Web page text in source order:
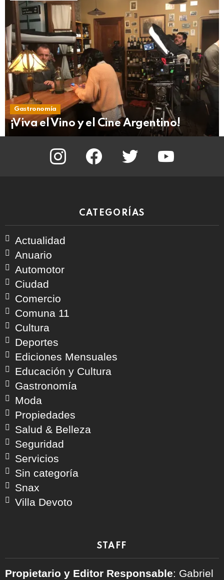
Gastronomía
¡Viva el Vino y el Cine Argentino!
instagram facebook twitter youtube
CATEGORÍAS
Actualidad
Anuario
Automotor
Ciudad
Comercio
Comuna 11
Cultura
Deportes
Ediciones Mensuales
Educación y Cultura
Gastronomía
Moda
Propiedades
Salud & Belleza
Seguridad
Servicios
Sin categoría
Snax
Villa Devoto
STAFF
Propietario y Editor Responsable: Gabriel